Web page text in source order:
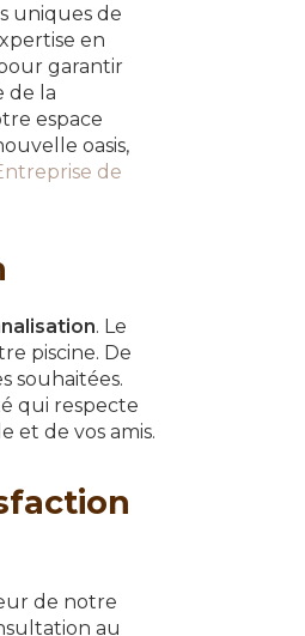
uniques de
en
garantir
de la
espace
oasis,
de
. Le
piscine. De
souhaitées.
qui respecte
et de vos amis.
de notre
au